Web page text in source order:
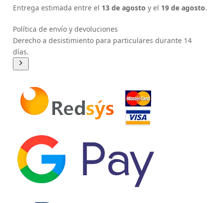
Entrega estimada entre el 13 de agosto y el 19 de agosto.
Política de envío y devoluciones
Derecho a desistimiento para particulares durante 14
días.